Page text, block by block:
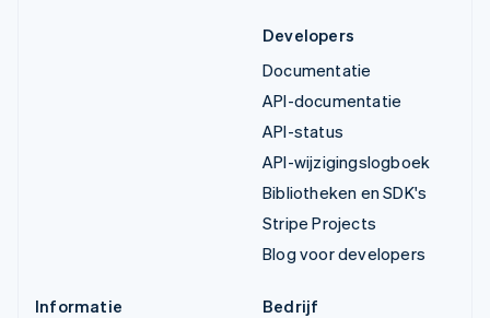
Developers
Documentatie
API-documentatie
API-status
API-wijzigingslogboek
Bibliotheken en SDK's
Stripe Projects
Blog voor developers
Informatie
Bedrijf